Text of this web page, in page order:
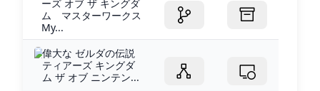
ーズ オブ ザ キングダ
ム マスターワークス
My...
偉大な ゼルダの伝説
ティアーズ キングダ
ム ザ オブ ニンテン...